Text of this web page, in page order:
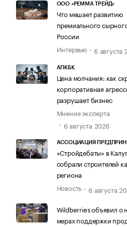
ООО «РЕММА ТРЕЙД»
Что мешает развитию
премиального
России
Интервью
6 августа
АПКБК
Цена молчания: как
корпоративная
разрушает бизнес
Мнение эксперта
6 августа 2026
АССОЦИАЦИЯ
«Стройдебаты» в
собрали строителей
региона
Новость
6 августа
Wildberries объявил о
мерах поддержки